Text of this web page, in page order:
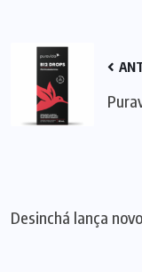
Desinchá lança